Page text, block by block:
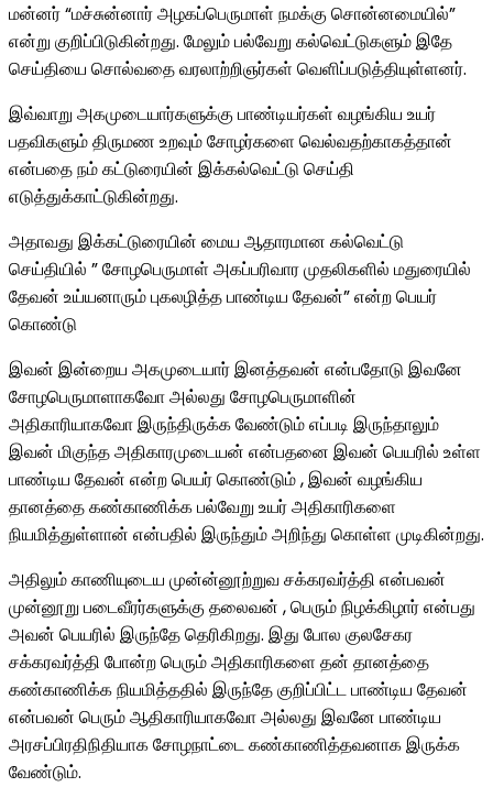
மன்னர் “மச்சுன்னார் அழகப்பெருமாள் நமக்கு சொன்னமையில்”
என்று குறிப்பிடுகின்றது. மேலும் பல்வேறு கல்வெட்டுகளும் இதே
செய்தியை சொல்வதை வரலாற்றிஞர்கள் வெளிப்படுத்தியுள்ளனர்.
இவ்வாறு அகமுடையார்களுக்கு பாண்டியர்கள் வழங்கிய உயர்
பதவிகளும் திருமண உறவும் சோழர்களை வெல்வதற்காகத்தான்
என்பதை நம் கட்டுரையின் இக்கல்வெட்டு செய்தி
எடுத்துக்காட்டுகின்றது.
அதாவது இக்கட்டுரையின் மைய ஆதாரமான கல்வெட்டு
செய்தியில் ” சோழபெருமாள் அகப்பரிவார முதலிகளில் மதுரையில்
தேவன் உய்யனாரும் புகலழித்த பாண்டிய தேவன்” என்ற பெயர்
கொண்டு
இவன் இன்றைய அகமுடையார் இனத்தவன் என்பதோடு இவனே
சோழபெருமாளாகவோ அல்லது சோழபெருமாளின்
அதிகாரியாகவோ இருந்திருக்க வேண்டும் எப்படி இருந்தாலும்
இவன் மிகுந்த அதிகாரமுடையன் என்பதனை இவன் பெயரில் உள்ள
பாண்டிய தேவன் என்ற பெயர் கொண்டும் , இவன் வழங்கிய
தானத்தை கண்காணிக்க பல்வேறு உயர் அதிகாரிகளை
நியமித்துள்ளான் என்பதில் இருந்தும் அறிந்து கொள்ள முடிகின்றது.
அதிலும் காணியுடைய முன்ன்னூற்றுவ சக்கரவர்த்தி என்பவன்
முன்னூறு படைவீரர்களுக்கு தலைவன் , பெரும் நிழக்கிழார் என்பது
அவன் பெயரில் இருந்தே தெரிகிறது. இது போல குலசேகர
சக்கரவர்த்தி போன்ற பெரும் அதிகாரிகளை தன் தானத்தை
கண்காணிக்க நியமித்ததில் இருந்தே குறிப்பிட்ட பாண்டிய தேவன்
என்பவன் பெரும் ஆதிகாரியாகவோ அல்லது இவனே பாண்டிய
அரசப்பிரதிநிதியாக சோழநாட்டை கண்காணித்தவனாக இருக்க
வேண்டும்.